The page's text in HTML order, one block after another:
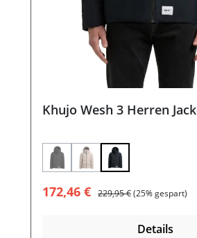
Khujo Wesh 3 Herren
(Diese Option ist zurzeit nicht
(Diese Option ist zurzeit
Verkaufspreis:
172,46 € Regulärer Preis:
229,95 €(25% gespart)
Details